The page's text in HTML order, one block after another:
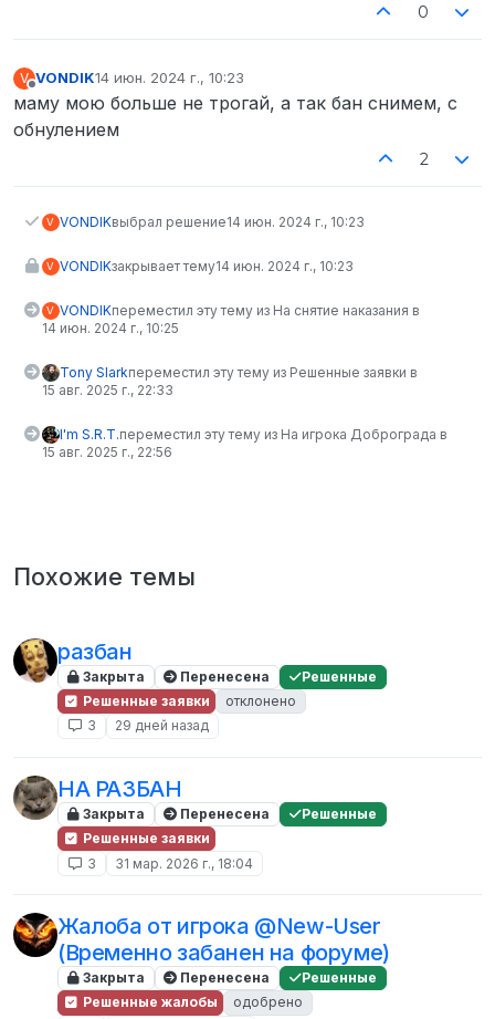
0
V
Не в сети
VONDIK14 июн. 2024 г., 10:23
отредактировано
маму мою больше не трогай, а так бан снимем, с
обнулением
2
V VONDIKвыбрал решение14 июн. 2024 г., 10:23
V VONDIKзакрывает тему14 июн. 2024 г., 10:23
V VONDIKпереместил эту тему из На снятие наказания в
14 июн. 2024 г., 10:25
Tony Slarkпереместил эту тему из Решенные заявки в
15 авг. 2025 г., 22:33
I'm S.R.T.переместил эту тему из На игрока Доброграда в
15 авг. 2025 г., 22:56
Похожие темы
разбан
Закрыта Перенесена
Решенные
Решенные заявки
отклонено
3
29 дней назад
НА РАЗБАН
Закрыта Перенесена
Решенные
Решенные заявки
3
31 мар. 2026 г., 18:04
Жалоба от игрока @New-User
(Временно забанен на форуме)
Закрыта Перенесена
Решенные
Решенные жалобы
одобрено